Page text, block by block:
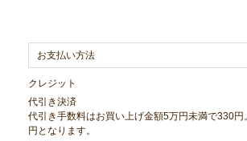
お支払い方法
クレジット
代引き決済
代引き手数料はお買い上げ金額5万円未満で330
円となります。